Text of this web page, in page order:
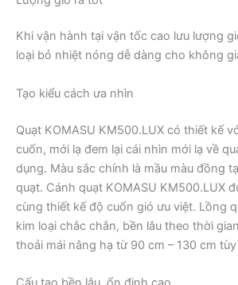
Khi vận hành tại vận tốc cao lưu lượng
loại bỏ nhiệt nóng dễ dàng cho không
Tạo kiểu cách ưa nhìn
Quạt KOMASU KM500.LUX có thiết kế
cuốn, mới lạ đem lại cái nhìn mới lạ về
dụng. Màu sắc chính là mầu màu đồng
quạt. Cánh quạt KOMASU KM500.LUX
cùng thiết kế độ cuốn gió ưu việt. Lồng
kim loại chắc chắn, bền lâu theo thời
thoải mái nâng hạ từ 90 cm – 130 cm